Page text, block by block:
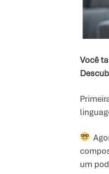
Você
um